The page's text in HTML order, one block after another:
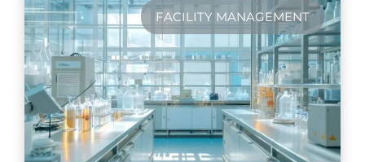
FACILITY MANAGEMENT